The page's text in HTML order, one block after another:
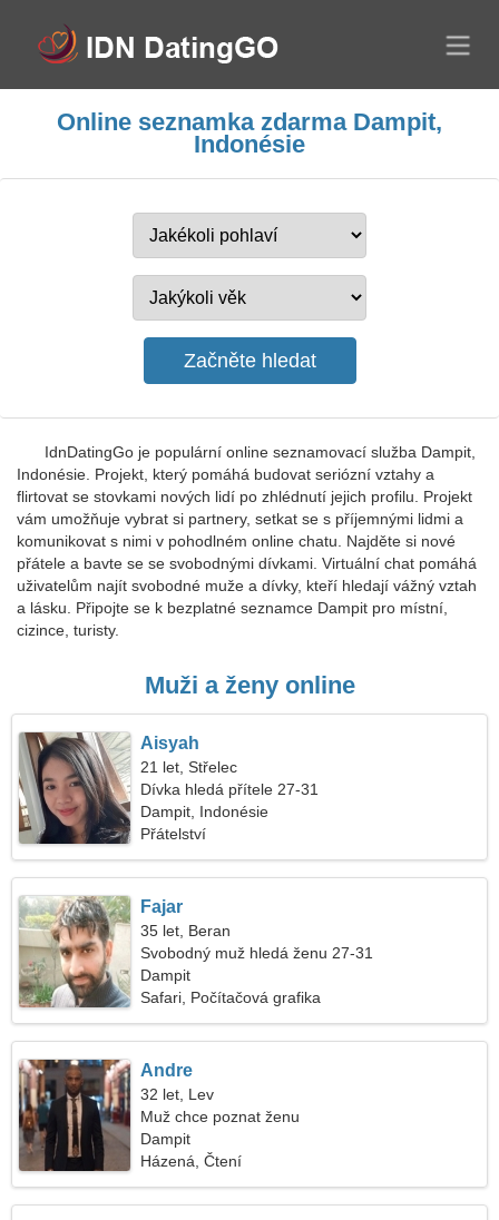
Online seznamka zdarma Dampit,
Indonésie
IdnDatingGo je populární online seznamovací služba Dampit,
Indonésie. Projekt, který pomáhá budovat seriózní vztahy a
flirtovat se stovkami nových lidí po zhlédnutí jejich profilu. Projekt
vám umožňuje vybrat si partnery, setkat se s příjemnými lidmi a
komunikovat s nimi v pohodlném online chatu. Najděte si nové
přátele a bavte se se svobodnými dívkami. Virtuální chat pomáhá
uživatelům najít svobodné muže a dívky, kteří hledají vážný vztah
a lásku. Připojte se k bezplatné seznamce Dampit pro místní,
cizince, turisty.
Muži a ženy online
Aisyah
21 let, Střelec
Dívka hledá přítele 27-31
Dampit, Indonésie
Přátelství
Fajar
35 let, Beran
Svobodný muž hledá ženu 27-31
Dampit
Safari, Počítačová grafika
Andre
32 let, Lev
Muž chce poznat ženu
Dampit
Házená, Čtení